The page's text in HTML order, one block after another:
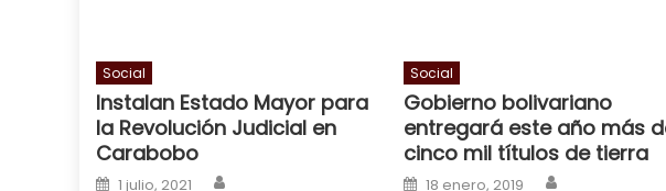
a
cuckold,
nice
milf
in
Social
Instalan Estado Mayor para
la Revolución Judicial en
Carabobo
Posted on
1 julio, 2021
Social
Gobierno bolivariano
entregará este año más
cinco mil títulos de tierra
Posted on
18 enero, 2019